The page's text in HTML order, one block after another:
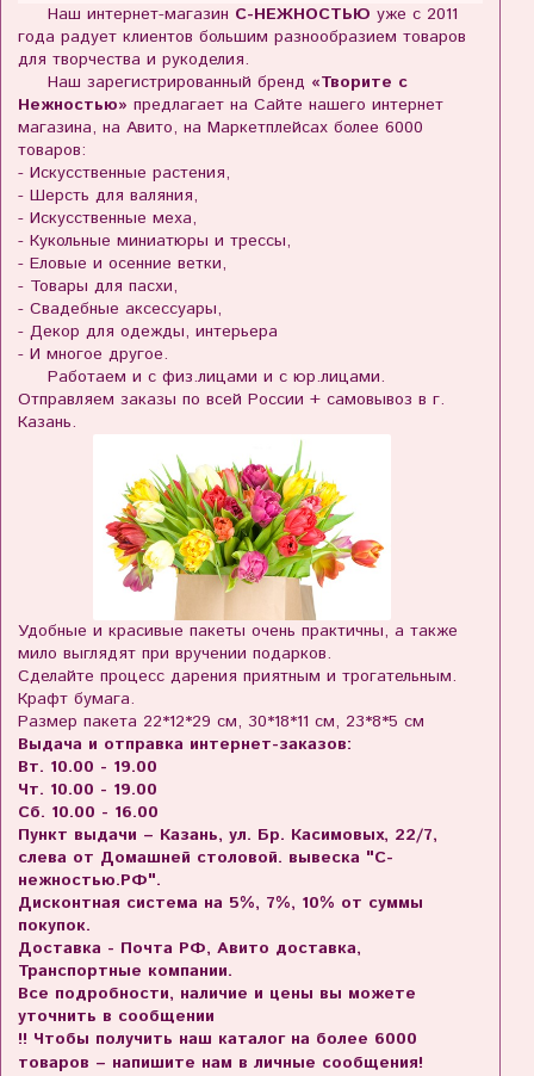
Наш интернет-магазин С-НЕЖНОСТЬЮ уже с 2011
года радует клиентов большим разнообразием товаров
для творчества и рукоделия.
Наш зарегистрированный бренд «Творите с
Нежностью» предлагает на Сайте нашего интернет
магазина, на Авито, на Маркетплейсах более 6000
товаров:
- Искусственные растения,
- Шерсть для валяния,
- Искусственные меха,
- Кукольные миниатюры и трессы,
- Еловые и осенние ветки,
- Товары для пасхи,
- Свадебные аксессуары,
- Декор для одежды, интерьера
- И многое другое.
Работаем и с физ.лицами и с юр.лицами.
Отправляем заказы по всей России + самовывоз в г.
Казань.
Удобные и красивые пакеты очень практичны, а также
мило выглядят при вручении подарков.
Сделайте процесс дарения приятным и трогательным.
Крафт бумага.
Размер пакета 22*12*29 см, 30*18*11 см, 23*8*5 см
Выдача и отправка интернет-заказов:
Вт. 10.00 - 19.00
Чт. 10.00 - 19.00
Сб. 10.00 - 16.00
Пункт выдачи – Казань, ул. Бр. Касимовых, 22/7,
слева от Домашней столовой. вывеска "С-
нежностью.РФ".
Дисконтная система на 5%, 7%, 10% от суммы
покупок.
Доставка - Почта РФ, Авито доставка,
Транспортные компании.
Все подробности, наличие и цены вы можете
уточнить в сообщении
!! Чтобы получить наш каталог на более 6000
товаров – напишите нам в личные сообщения!